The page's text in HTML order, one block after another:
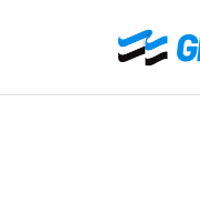
o
Gremistas